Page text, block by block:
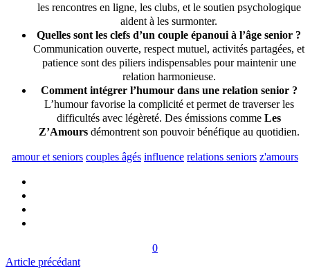
les rencontres en ligne, les clubs, et le soutien psychologique
aident à les surmonter.
Quelles sont les clefs d’un couple épanoui à l’âge senior ?
Communication ouverte, respect mutuel, activités partagées, et
patience sont des piliers indispensables pour maintenir une
relation harmonieuse.
Comment intégrer l’humour dans une relation senior ?
L’humour favorise la complicité et permet de traverser les
difficultés avec légèreté. Des émissions comme Les
Z’Amoursdémontrent son pouvoir bénéfique au quotidien.
amour et seniors couples âgés influence relations seniors z'amours
0
Article précédant